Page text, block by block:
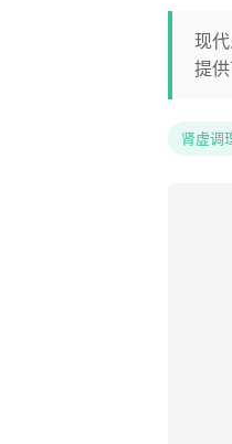
现
提
肾虚调